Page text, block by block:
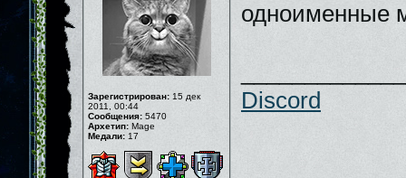
Зарегистрирован: 15 дек
2011, 00:44
Сообщения: 5470
Архетип: Mage
Медали: 17
одноименные
Discord